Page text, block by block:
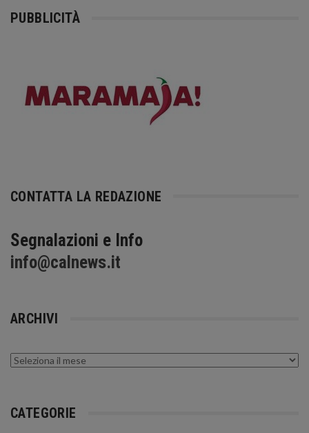
PUBBLICITÀ
CONTATTA LA REDAZIONE
Segnalazioni e Info
info@calnews.it
ARCHIVI
Archivi
CATEGORIE